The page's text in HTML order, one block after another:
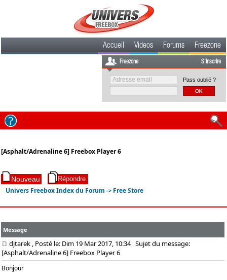
Accueil Videos Forums Freezone
Freezone S'inscrire
Pass oublié ?
[Asphalt/Adrenaline 6] Freebox Player 6
Univers Freebox Index du Forum -> Free Store
Message
djtarek , Posté le: Dim 19 Mar 2017, 10:34Sujet du message:
[Asphalt/Adrenaline 6] Freebox Player 6
Bonjour